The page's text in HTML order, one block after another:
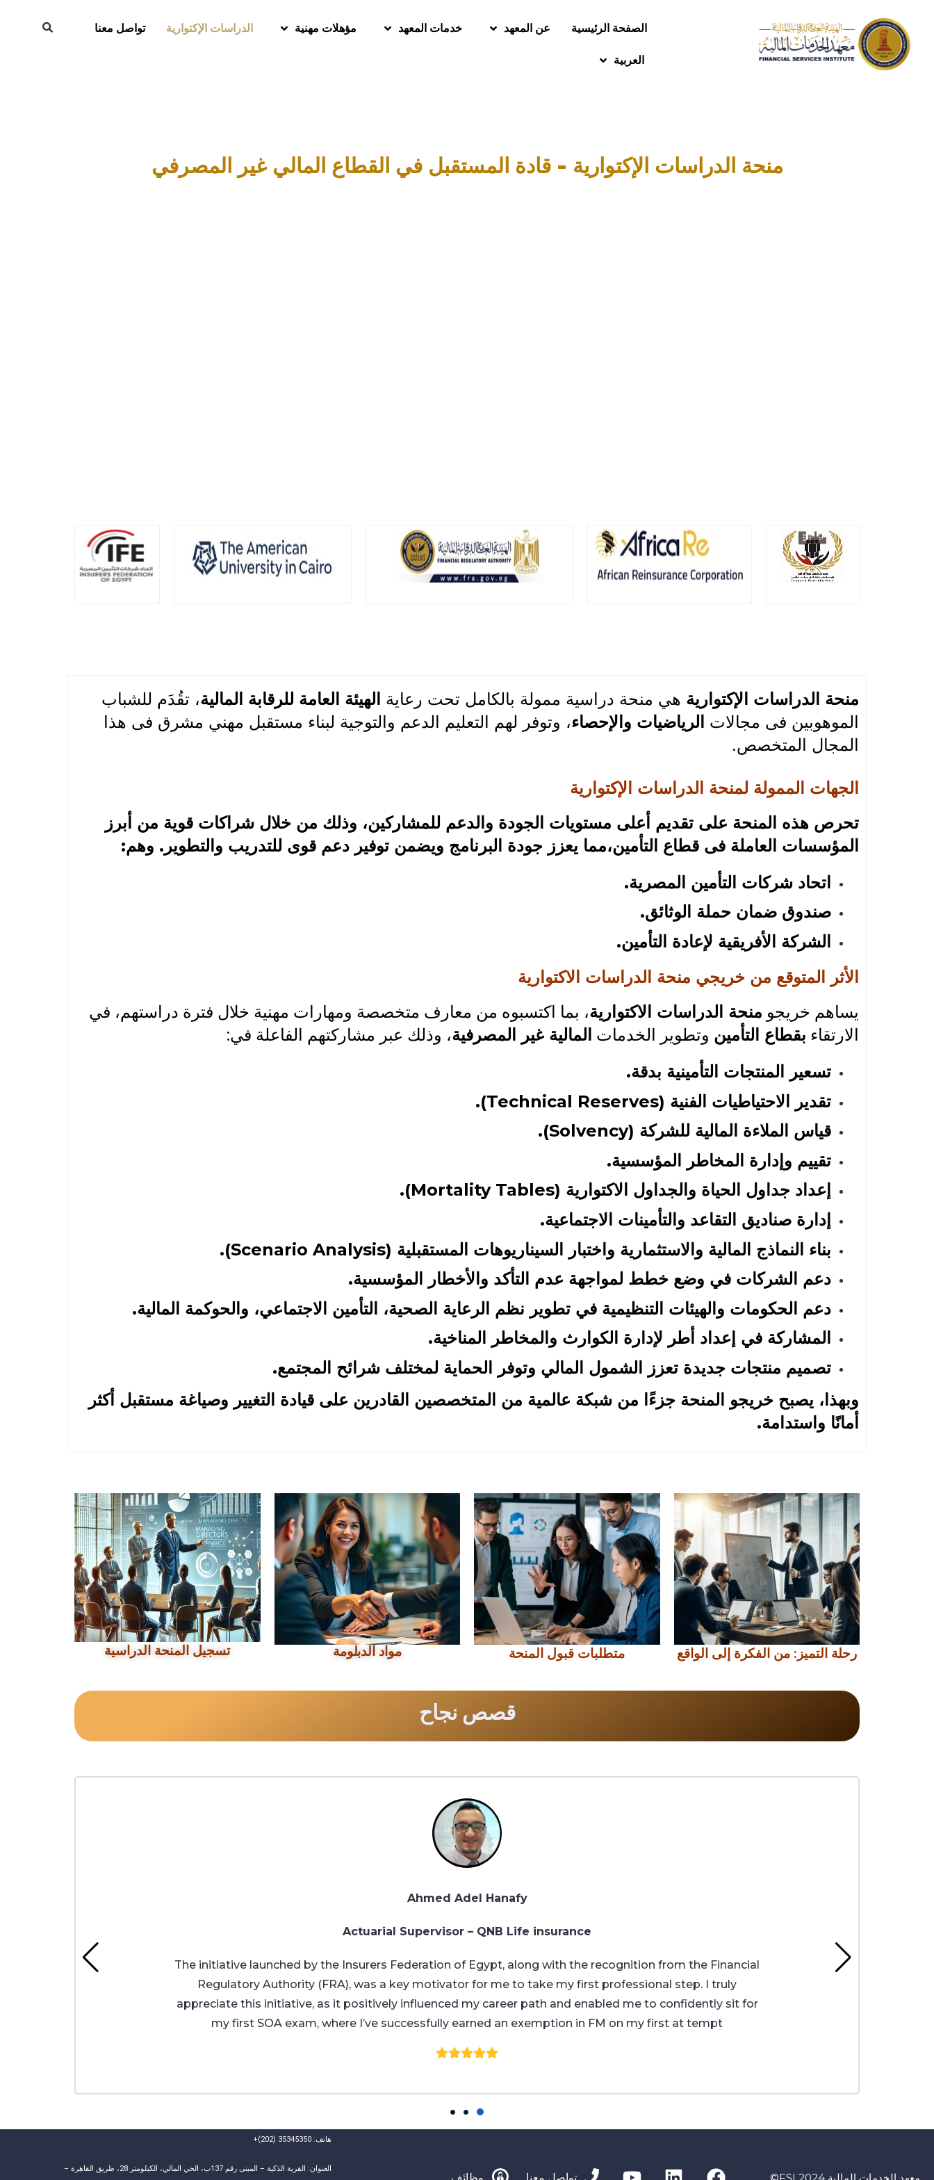
الصفحة الرئيسية عن المعهد خدمات المعهد مؤهلات مهنية الدراسات الإكتوارية تواصل معنا
العربية
منحة الدراسات الإكتوارية - قادة المستقبل في القطاع المالي غير المصرفي
منحة الدراسات الإكتوارية هي منحة دراسية ممولة بالكامل تحت رعاية الهيئة العامة للرقابة المالية، تقُدَم للشباب
الموهوبين فى مجالات الرياضيات والإحصاء، وتوفر لهم التعليم الدعم والتوجية لبناء مستقبل مهني مشرق فى هذا
المجال المتخصص.
الجهات الممولة لمنحة الدراسات الإكتوارية
تحرص هذه المنحة على تقديم أعلى مستويات الجودة والدعم للمشاركين، وذلك من خلال شراكات قوية من أبرز
المؤسسات العاملة فى قطاع التأمين،مما يعزز جودة البرنامج ويضمن توفير دعم قوى للتدريب والتطوير. وهم:
اتحاد شركات التأمين المصرية.
صندوق ضمان حملة الوثائق.
الشركة الأفريقية لإعادة التأمين.
الأثر المتوقع من خريجي منحة الدراسات الاكتوارية
يساهم خريجو منحة الدراسات الاكتوارية، بما اكتسبوه من معارف متخصصة ومهارات مهنية خلال فترة دراستهم، في
الارتقاء بقطاع التأمين وتطوير الخدمات المالية غير المصرفية، وذلك عبر مشاركتهم الفاعلة في:
تسعير المنتجات التأمينية بدقة.
تقدير الاحتياطيات الفنية (Technical Reserves).
قياس الملاءة المالية للشركة (Solvency).
تقييم وإدارة المخاطر المؤسسية.
إعداد جداول الحياة والجداول الاكتوارية (Mortality Tables).
إدارة صناديق التقاعد والتأمينات الاجتماعية.
بناء النماذج المالية والاستثمارية واختبار السيناريوهات المستقبلية (Scenario Analysis).
دعم الشركات في وضع خطط لمواجهة عدم التأكد والأخطار المؤسسية.
دعم الحكومات والهيئات التنظيمية في تطوير نظم الرعاية الصحية، التأمين الاجتماعي، والحوكمة المالية.
المشاركة في إعداد أطر لإدارة الكوارث والمخاطر
المناخية.
تصميم منتجات جديدة تعزز الشمول المالي وتوفر
الحماية لمختلف شرائح المجتمع.
وبهذا، يصبح خريجو المنحة جزءًا من شبكة عالمية من المتخصصين القادرين على قيادة التغيير وصياغة مستقبل أكثر
أمانًا واستدامة.
رحلة التميز: من الفكرة إلى الواقع متطلبات قبول المنحة مواد الدبلومة تسجيل المنحة الدراسية
قصص نجاح
Ahmed Adel Hanafy
Actuarial Supervisor – QNB Life insurance
The initiative launched by the Insurers Federation of Egypt, along with the recognition from the Financial
Regulatory Authority (FRA), was a key motivator for me to take my first professional step. I truly
appreciate this initiative, as it positively influenced my career path and enabled me to confidently sit for
my first SOA exam, where I’ve successfully earned an exemption in FM on my first at tempt
هاتف: 35345350 (202)+
العنوان: القرية الذكية – المبنى رقم 137ب، الحي المالي، الكيلومتر 28، طريق القاهرة –